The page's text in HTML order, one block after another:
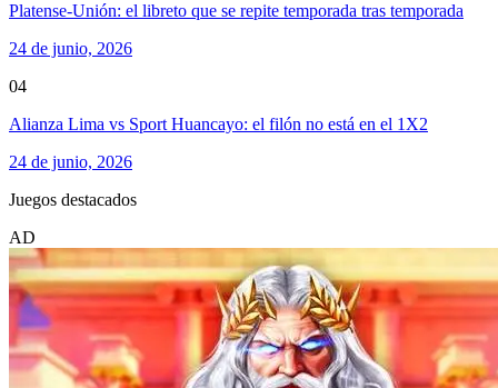
Platense-Unión: el libreto que se repite temporada tras temporada
24 de junio, 2026
04
Alianza Lima vs Sport Huancayo: el filón no está en el 1X2
24 de junio, 2026
Juegos destacados
AD